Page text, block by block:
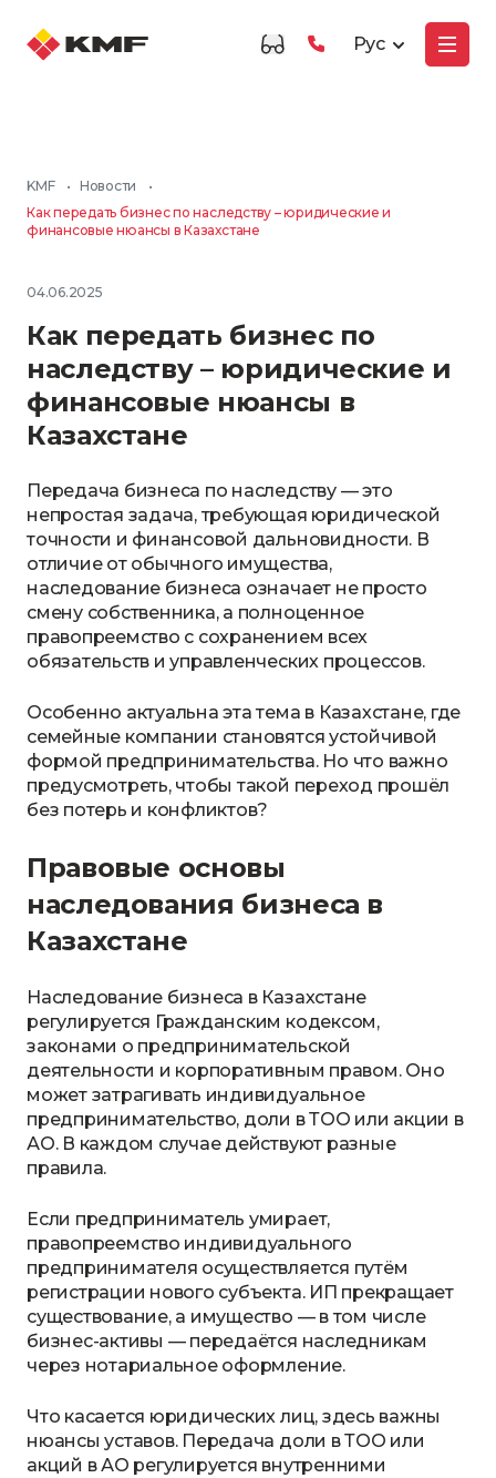
Рус
KMF • Новости
•
Как передать бизнес по наследству – юридические и
финансовые нюансы в Казахстане
04.06.2025
Как передать бизнес по
наследству – юридические и
финансовые нюансы в
Казахстане
Передача бизнеса по наследству — это
непростая задача, требующая юридической
точности и финансовой дальновидности. В
отличие от обычного имущества,
наследование бизнеса означает не просто
смену собственника, а полноценное
правопреемство с сохранением всех
обязательств и управленческих процессов.
Особенно актуальна эта тема в Казахстане, где
семейные компании становятся устойчивой
формой предпринимательства. Но что важно
предусмотреть, чтобы такой переход прошёл
без потерь и конфликтов?
Правовые основы
наследования бизнеса в
Казахстане
Наследование бизнеса в Казахстане
регулируется Гражданским кодексом,
законами о предпринимательской
деятельности и корпоративным правом. Оно
может затрагивать индивидуальное
предпринимательство, доли в ТОО или акции в
АО. В каждом случае действуют разные
правила.
Если предприниматель умирает,
правопреемство индивидуального
предпринимателя осуществляется путём
регистрации нового субъекта. ИП прекращает
существование, а имущество — в том числе
бизнес-активы — передаётся наследникам
через нотариальное оформление.
Что касается юридических лиц, здесь важны
нюансы уставов. Передача доли в ТОО или
акций в АО регулируется внутренними